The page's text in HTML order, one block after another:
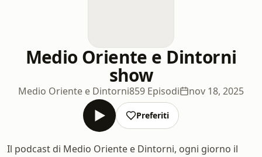
Medio Oriente e Dintorni
show
Medio Oriente e Dintorni859 Episodi nov 18, 2025
Preferiti
Il podcast di Medio Oriente e Dintorni, ogni giorno il